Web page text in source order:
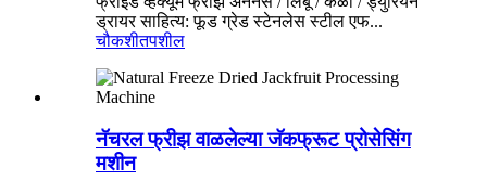
ड्रायर साहित्य: फूड ग्रेड स्टेनलेस स्टील एफ...
चौकशीतपशील
नॅचरल फ्रीझ वाळलेल्या जॅकफ्रूट प्रोसेसिंग
मशीन